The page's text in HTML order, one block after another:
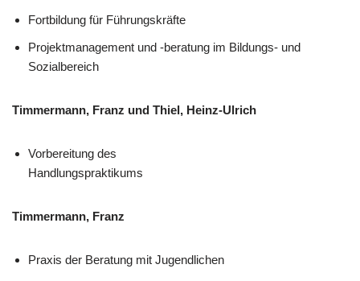
Fortbildung für Führungskräfte
Projektmanagement und -beratung im Bildungs- und
Sozialbereich
Timmermann, Franz und Thiel, Heinz-Ulrich
Vorbereitung des
Handlungspraktikums
Timmermann, Franz
Praxis der Beratung mit Jugendlichen